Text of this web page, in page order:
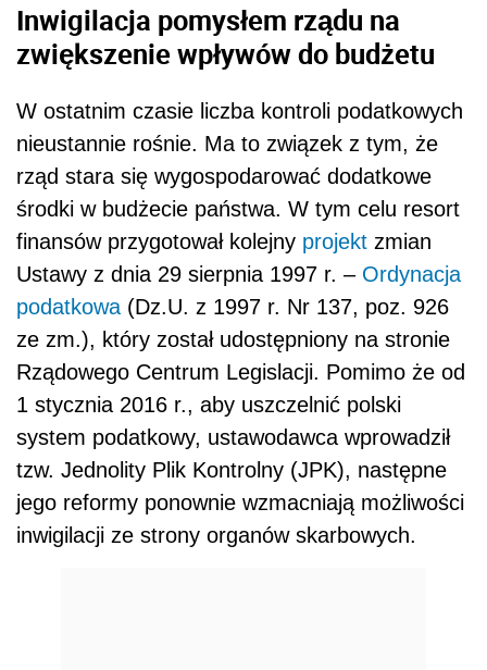
Inwigilacja pomysłem rządu na
zwiększenie wpływów do budżetu
W ostatnim czasie liczba kontroli podatkowych
nieustannie rośnie. Ma to związek z tym, że
rząd stara się wygospodarować dodatkowe
środki w budżecie państwa. W tym celu resort
finansów przygotował kolejny projekt zmian
Ustawy z dnia 29 sierpnia 1997 r. – Ordynacja
podatkowa (Dz.U. z 1997 r. Nr 137, poz. 926
ze zm.), który został udostępniony na stronie
Rządowego Centrum Legislacji. Pomimo że od
1 stycznia 2016 r., aby uszczelnić polski
system podatkowy, ustawodawca wprowadził
tzw. Jednolity Plik Kontrolny (JPK), następne
jego reformy ponownie wzmacniają możliwości
inwigilacji ze strony organów skarbowych.